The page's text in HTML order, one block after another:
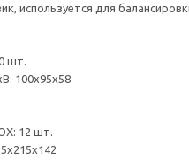
используется для
шт.
100х95х58
12 шт.